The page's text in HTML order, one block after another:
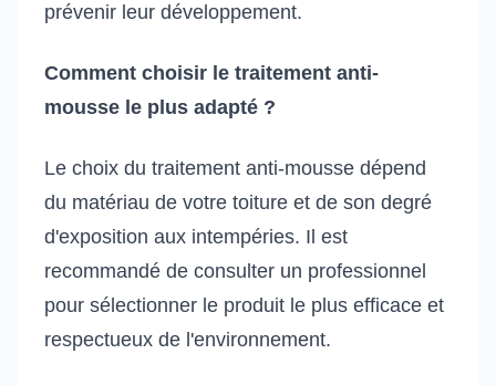
prévenir leur développement.
Comment choisir le traitement anti-
mousse le plus adapté ?
Le choix du traitement anti-mousse dépend
du matériau de votre toiture et de son degré
d'exposition aux intempéries. Il est
recommandé de consulter un professionnel
pour sélectionner le produit le plus efficace et
respectueux de l'environnement.